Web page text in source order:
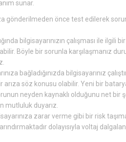
sunar.
gönderilmeden önce test edilerek
bilgisayarınızın çalışması ile ilgili
Böyle bir sorunla karşılaşmanız
bağladığınızda bilgisayarınız
arıza söz konusu olabilir. Yeni bir
neyden kaynaklı olduğunu net bir
mutluluk duyarız.
zarar verme gibi bir risk
dolayısıyla voltaj